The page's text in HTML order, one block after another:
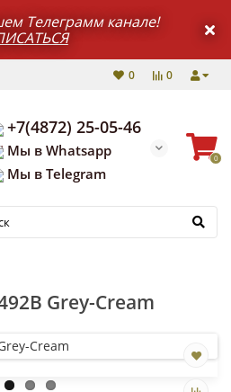
Телеграмм канале!
0
0
+7(4872) 25-05-46
Мы в Whatsapp
Мы в Telegram
0
Grey-Cream